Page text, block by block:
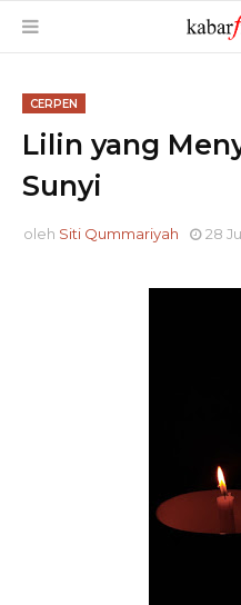
CERPEN
Lilin yang
Sunyi
oleh Siti Qummariyah 28